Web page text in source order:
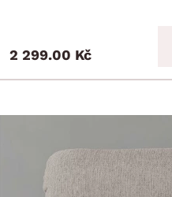
2 299.00 Kč